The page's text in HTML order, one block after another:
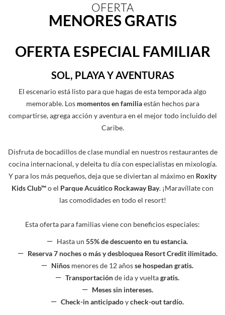
OFERTA
MENORES GRATIS
OFERTA ESPECIAL FAMILIAR
SOL, PLAYA Y AVENTURAS
El escenario está listo para que hagas de esta temporada algo
memorable. Los momentos en familiaestán hechos para
compartirse, agrega acción y aventura en el mejor todo incluido del
Caribe.
Disfruta de bocadillos de clase mundial en nuestros restaurantes de
cocina internacional, y deleita tu día con especialistas en mixología.
Y para los más pequeños, deja que se diviertan al máximo en Roxity
Kids Club™o el Parque Acuático Rockaway Bay. ¡Maravíllate con
las comodidades en todo el resort!
Esta oferta para familias viene con beneficios especiales:
Hasta un 55% de descuento en tu estancia.
Reserva 7 noches o más y desbloquea Resort Credit ilimitado.
Niños menores de 12 añosse hospedan gratis.
Transportaciónde ida y vueltagratis.
Meses sin intereses.
Check-in anticipadoycheck-out tardío.